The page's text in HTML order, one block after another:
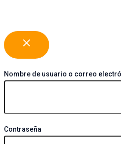
Nombre de usuario o correo
Contraseña